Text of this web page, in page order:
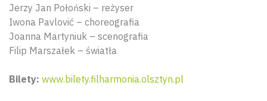
Jerzy Jan Połoński – reżyser
Iwona Pavlović – choreografia
Joanna Martyniuk – scenografia
Filip Marszałek – światła
Bilety: www.bilety.filharmonia.olsztyn.pl